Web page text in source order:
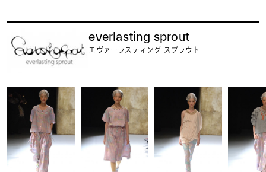
everlasting sprout
エヴァーラスティング スプラウト